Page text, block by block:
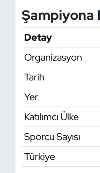
Şampiyona
Detay
Organizasyon
Tarih
Yer
Katılımcı Ülke
Sporcu Sayısı
Türkiye
Sporları